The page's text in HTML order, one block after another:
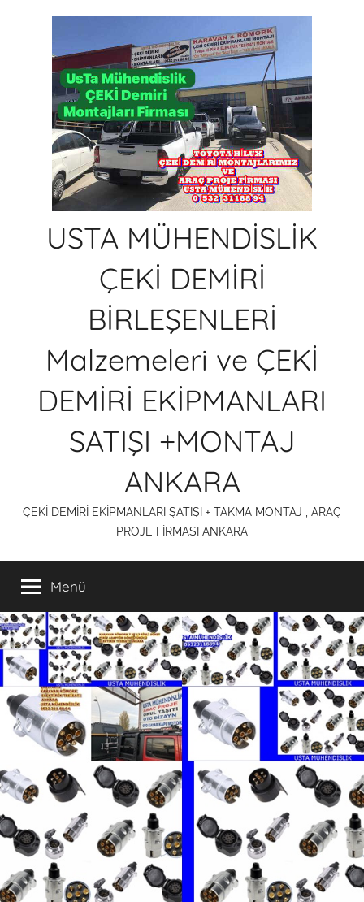
USTA MÜHENDİSLİK
ÇEKİ DEMİRİ
BİRLEŞENLERİ
Malzemeleri ve ÇEKİ
DEMİRİ EKİPMANLARI
SATIŞI +MONTAJ
ANKARA
ÇEKİ DEMİRİ EKİPMANLARI ŞATIŞI + TAKMA MONTAJ , ARAÇ
PROJE FİRMASI ANKARA
Menü